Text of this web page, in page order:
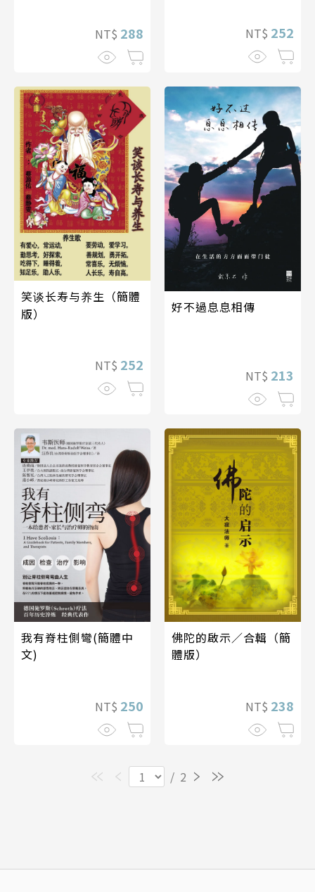
NT$ 288 NT$ 252
笑谈长寿与养生（簡體
版）
NT$ 252
好不過息息相傳
NT$ 213
我有脊柱側彎(簡體中
文)
NT$ 250
佛陀的啟示／合輯（簡
體版）
NT$ 238
/ 2